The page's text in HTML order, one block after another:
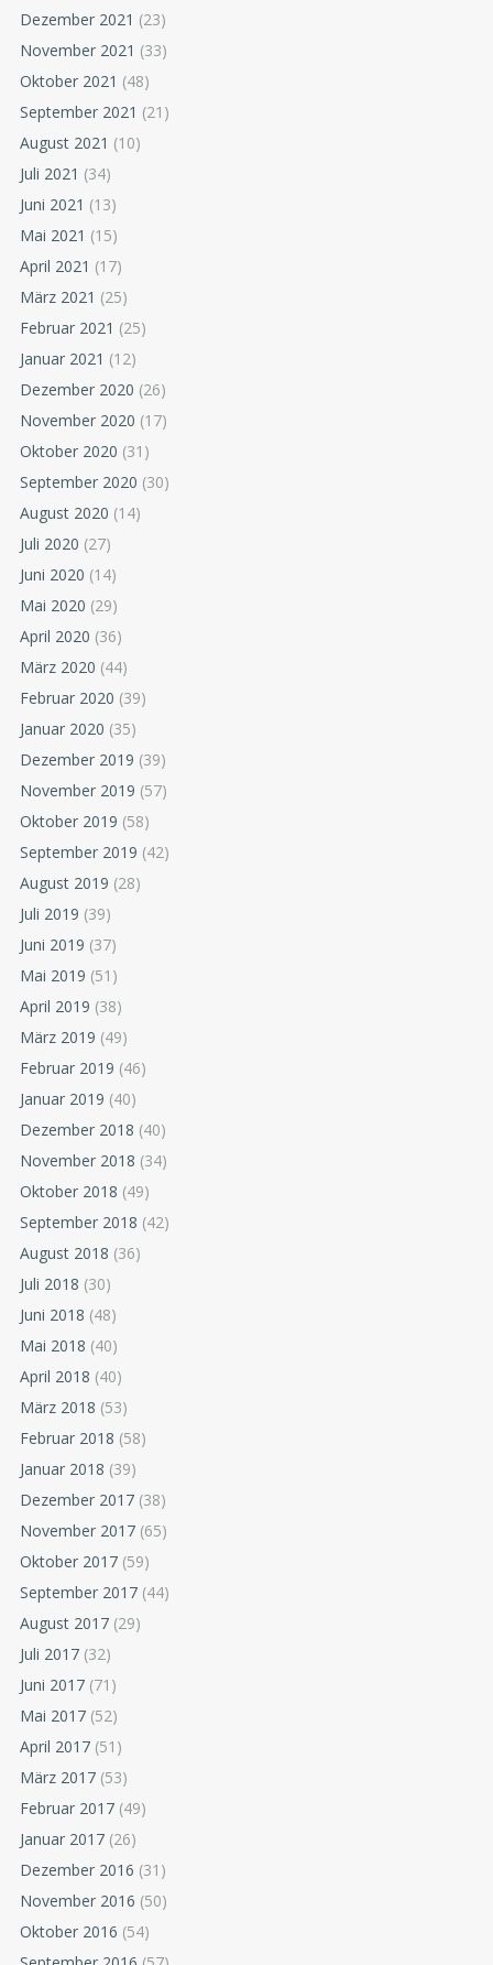
Dezember 2021 (23)
November 2021 (33)
Oktober 2021 (48)
September 2021 (21)
August 2021 (10)
Juli 2021 (34)
Juni 2021 (13)
Mai 2021 (15)
April 2021 (17)
März 2021 (25)
Februar 2021 (25)
Januar 2021 (12)
Dezember 2020 (26)
November 2020 (17)
Oktober 2020 (31)
September 2020 (30)
August 2020 (14)
Juli 2020 (27)
Juni 2020 (14)
Mai 2020 (29)
April 2020 (36)
März 2020 (44)
Februar 2020 (39)
Januar 2020 (35)
Dezember 2019 (39)
November 2019 (57)
Oktober 2019 (58)
September 2019 (42)
August 2019 (28)
Juli 2019 (39)
Juni 2019 (37)
Mai 2019 (51)
April 2019 (38)
März 2019 (49)
Februar 2019 (46)
Januar 2019 (40)
Dezember 2018 (40)
November 2018 (34)
Oktober 2018 (49)
September 2018 (42)
August 2018 (36)
Juli 2018 (30)
Juni 2018 (48)
Mai 2018 (40)
April 2018 (40)
März 2018 (53)
Februar 2018 (58)
Januar 2018 (39)
Dezember 2017 (38)
November 2017 (65)
Oktober 2017 (59)
September 2017 (44)
August 2017 (29)
Juli 2017 (32)
Juni 2017 (71)
Mai 2017 (52)
April 2017 (51)
März 2017 (53)
Februar 2017 (49)
Januar 2017 (26)
Dezember 2016 (31)
November 2016 (50)
Oktober 2016 (54)